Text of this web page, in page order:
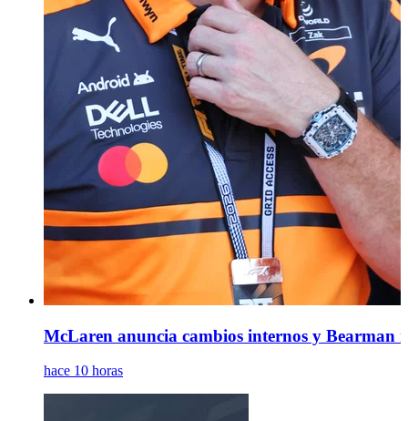
McLaren anuncia cambios internos y Bearman
hace 10 horas